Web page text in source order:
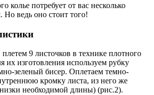
колье потребует от вас несколько
Но ведь оно стоит того!
9 листочков в технике плотного
их изготовления используем рубку
зеленый бисер. Оплетаем темно-
кромку листа, из него же
необходимой длины) (рис.2).